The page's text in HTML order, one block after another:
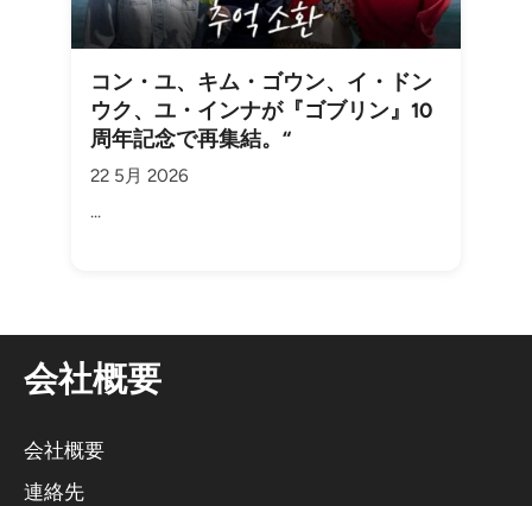
コン・ユ、キム・ゴウン、イ・ドン
ウク、ユ・インナが『ゴブリン』10
周年記念で再集結。“
22 5月 2026
...
会社概要
会社概要
連絡先